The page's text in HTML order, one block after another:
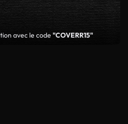
avec le code "COVERR15"